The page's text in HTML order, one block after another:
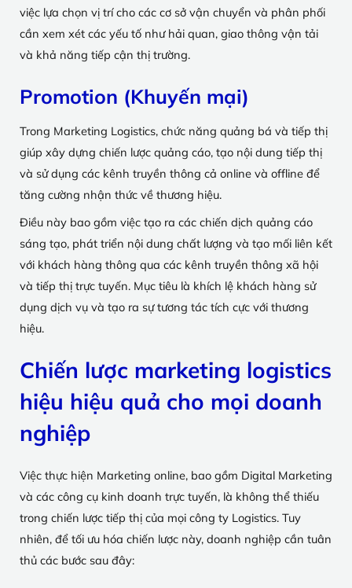
việc lựa chọn vị trí cho các cơ sở vận chuyển và phân phối
cần xem xét các yếu tố như hải quan, giao thông vận tải
và khả năng tiếp cận thị trường.
Promotion (Khuyến mại)
Trong Marketing Logistics, chức năng quảng bá và tiếp thị
giúp xây dựng chiến lược quảng cáo, tạo nội dung tiếp thị
và sử dụng các kênh truyền thông cả online và offline để
tăng cường nhận thức về thương hiệu.
Điều này bao gồm việc tạo ra các chiến dịch quảng cáo
sáng tạo, phát triển nội dung chất lượng và tạo mối liên kết
với khách hàng thông qua các kênh truyền thông xã hội
và tiếp thị trực tuyến. Mục tiêu là khích lệ khách hàng sử
dụng dịch vụ và tạo ra sự tương tác tích cực với thương
hiệu.
Chiến lược marketing logistics
hiệu hiệu quả cho mọi doanh
nghiệp
Việc thực hiện Marketing online, bao gồm Digital Marketing
và các công cụ kinh doanh trực tuyến, là không thể thiếu
trong chiến lược tiếp thị của mọi công ty Logistics. Tuy
nhiên, để tối ưu hóa chiến lược này, doanh nghiệp cần tuân
thủ các bước sau đây: